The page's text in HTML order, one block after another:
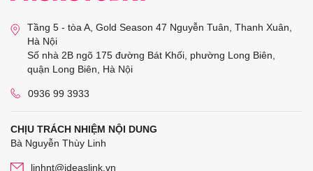
Tầng 5 - tòa A, Gold Season 47 Nguyễn Tuân, Thanh Xuân,
Hà Nội
Số nhà 2B ngõ 175 đường Bát Khối, phường Long Biên,
quận Long Biên, Hà Nội
0936 99 3933
CHỊU TRÁCH NHIỆM NỘI DUNG
Bà Nguyễn Thùy Linh
linhnt@ideaslink.vn